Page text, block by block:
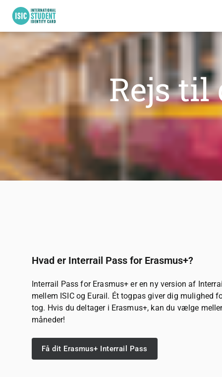
Rejs til
Hvad er Interrail Pass for Erasmus+?
Interrail Pass for Erasmus+ er en ny version af
mellem ISIC og Eurail. Ét togpas giver dig mulighed
tog. Hvis du deltager i Erasmus+, kan du vælge
måneder!
Få dit Erasmus+ Interrail Pass